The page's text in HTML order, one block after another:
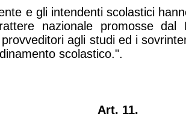
e gli intendenti scolastici
nazionale promosse dal
agli studi ed i
scolastico.".
Art. 11.